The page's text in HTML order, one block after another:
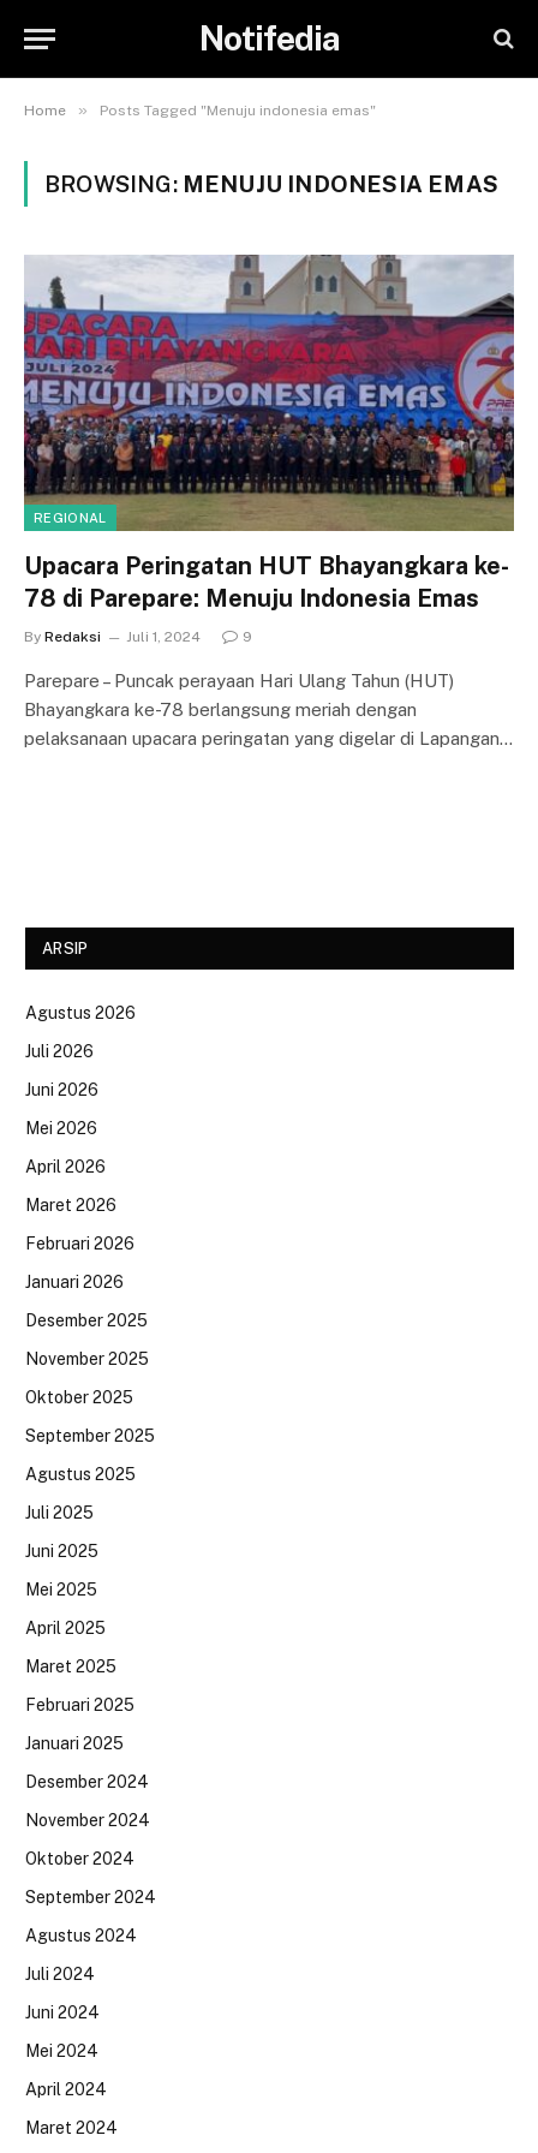
Notifedia
Home » Posts Tagged "Menuju indonesia emas"
BROWSING: MENUJU INDONESIA EMAS
REGIONAL
Upacara Peringatan HUT Bhayangkara ke-
78 di Parepare: Menuju Indonesia Emas
By Redaksi Juli 1, 2024 9
Parepare – Puncak perayaan Hari Ulang Tahun (HUT)
Bhayangkara ke-78 berlangsung meriah dengan
pelaksanaan upacara peringatan yang digelar di Lapangan…
ARSIP
Agustus 2026
Juli 2026
Juni 2026
Mei 2026
April 2026
Maret 2026
Februari 2026
Januari 2026
Desember 2025
November 2025
Oktober 2025
September 2025
Agustus 2025
Juli 2025
Juni 2025
Mei 2025
April 2025
Maret 2025
Februari 2025
Januari 2025
Desember 2024
November 2024
Oktober 2024
September 2024
Agustus 2024
Juli 2024
Juni 2024
Mei 2024
April 2024
Maret 2024